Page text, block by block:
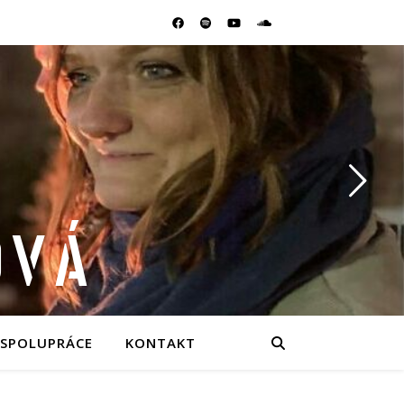
SPOLUPRÁCE KONTAKT